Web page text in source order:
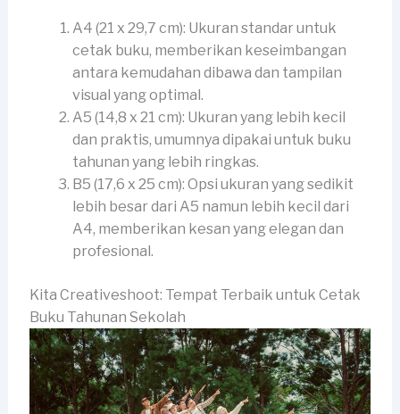
A4 (21 x 29,7 cm): Ukuran standar untuk
cetak buku, memberikan keseimbangan
antara kemudahan dibawa dan tampilan
visual yang optimal.
A5 (14,8 x 21 cm): Ukuran yang lebih kecil
dan praktis, umumnya dipakai untuk buku
tahunan yang lebih ringkas.
B5 (17,6 x 25 cm): Opsi ukuran yang sedikit
lebih besar dari A5 namun lebih kecil dari
A4, memberikan kesan yang elegan dan
profesional.
Kita Creativeshoot: Tempat Terbaik untuk Cetak
Buku Tahunan Sekolah